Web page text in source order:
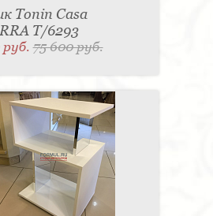
Tonin Casa
T/6293
руб.75 600 руб.